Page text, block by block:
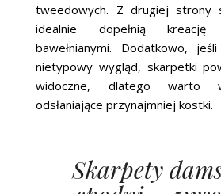
tweedowych. Z drugiej strony
idealnie dopełnią
bawełnianymi. Dodatkowo,
nietypowy wygląd, skarpetki
widoczne, dlatego warto
odsłaniające przynajmniej kostki.
Skarpety